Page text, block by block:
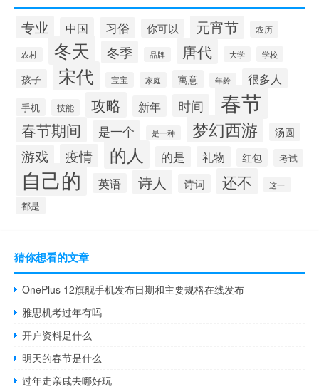
专业 中国 习俗 你可以 元宵节 农历
农村 冬天 冬季 品牌 唐代 大学 学校
孩子 宋代 宝宝 家庭 寓意 年龄 很多人
手机 技能 攻略 新年 时间 春节
春节期间 是一个 是一种 梦幻西游 汤圆
游戏 疫情 的人 的是 礼物 红包 考试
自己的 英语 诗人 诗词 还不 这一
都是
猜你想看的文章
OnePlus 12旗舰手机发布日期和主要规格在线发布
雅思机考过年有吗
开户资料是什么
明天的春节是什么
过年走亲戚去哪好玩